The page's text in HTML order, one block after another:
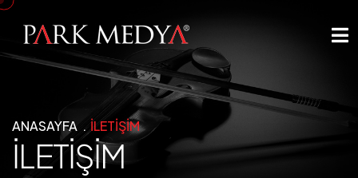
ANASAYFA İLETİŞİM
İLETİŞİM